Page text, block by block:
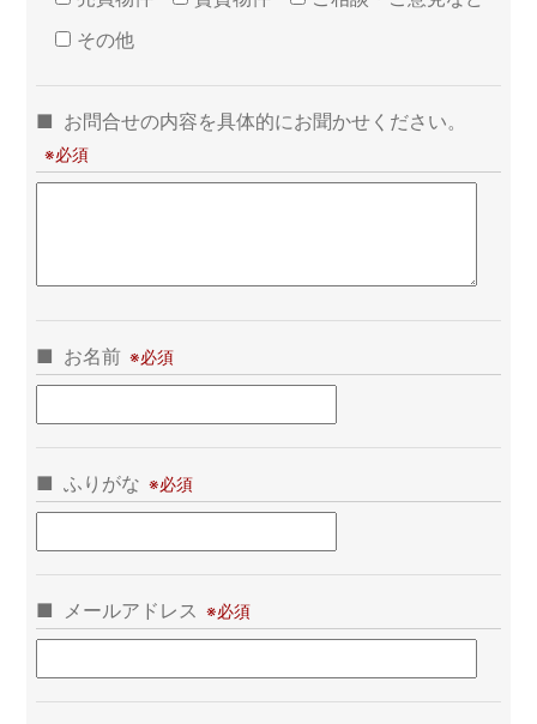
その他
お問合せの内容を具体的にお聞かせください。
お名前
ふりがな
メールアドレス